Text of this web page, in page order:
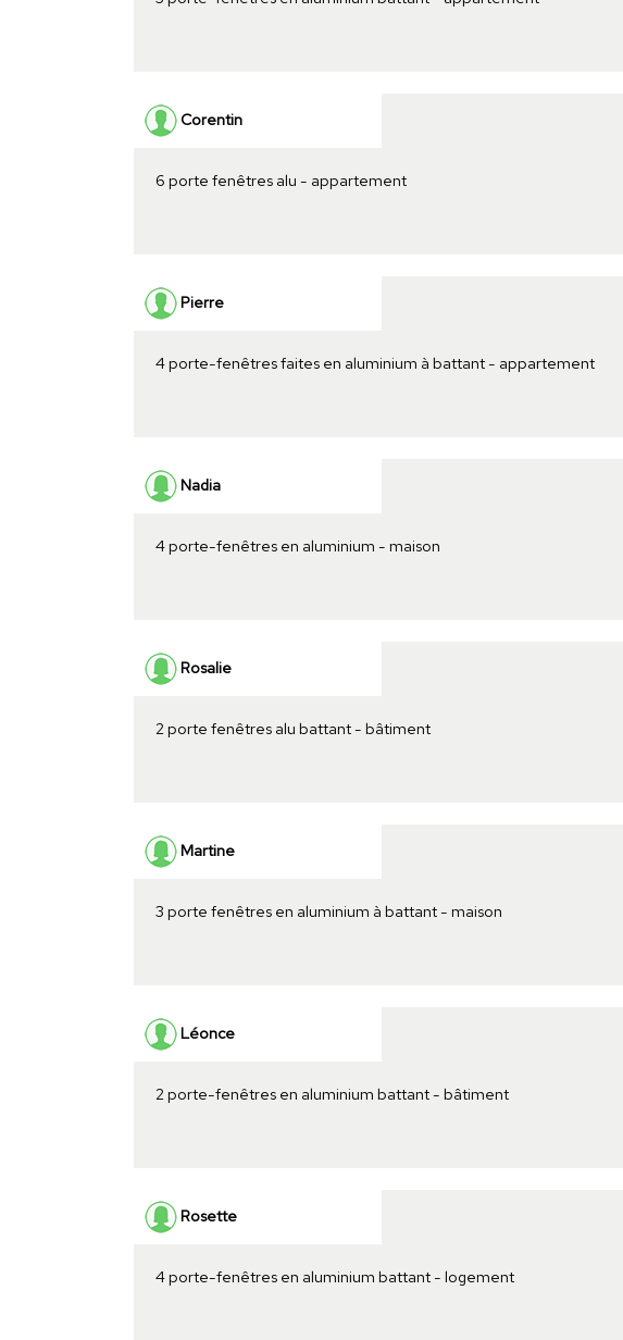
Corentin
6 porte fenêtres alu - appartement
Pierre
4 porte-fenêtres faites en aluminium à battant - appartement
Nadia
4 porte-fenêtres en aluminium - maison
Rosalie
2 porte fenêtres alu battant - bâtiment
Martine
3 porte fenêtres en aluminium à battant - maison
Léonce
2 porte-fenêtres en aluminium battant - bâtiment
Rosette
4 porte-fenêtres en aluminium battant - logement